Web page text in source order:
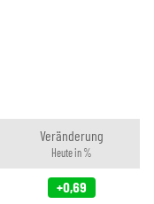
Veränderung
Heute in %
+0,69